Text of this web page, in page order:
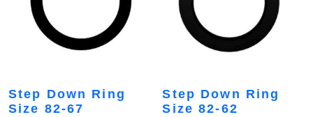
Step Down Ring
Size 82-67
Step Down Ring
Size 82-62